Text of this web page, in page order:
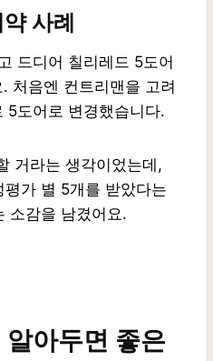
사례
드디어 칠리레드 5도어
처음엔 컨트리맨을 고려
5도어로 변경했습니다.
거라는 생각이었는데,
가 별 5개를 받았다는
소감을 남겼어요.
아두면 좋은